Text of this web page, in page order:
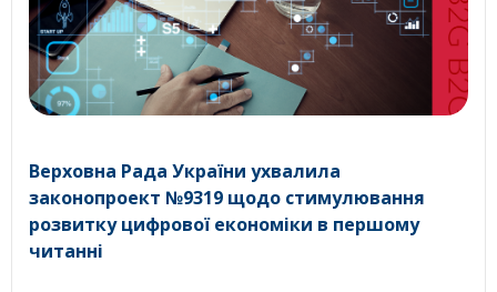
Верховна Рада України ухвалила
законопроект №9319 щодо стимулювання
розвитку цифрової економіки в першому
читанні